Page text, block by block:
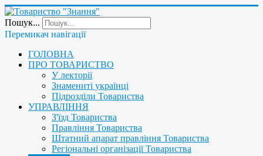
Пошук...
Перемикач навігації
ГОЛОВНА
ПРО ТОВАРИСТВО
У лекторії
Знамениті українці
Підрозділи Товариства
УПРАВЛІННЯ
З'їзд Товариства
Правління Товариства
Штатний апарат правління Товариства
Регіональні організації Товариства